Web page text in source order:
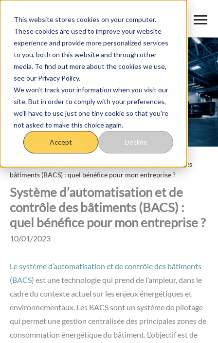
This website stores cookies on your computer.
These cookies are used to improve your website
experience and provide more personalized services
to you, both on this website and through other
media. To find out more about the cookies we use,
see our Privacy Policy.
We won't track your information when you visit our
site. But in order to comply with your preferences,
we'll have to use just one tiny cookie so that you're
not asked to make this choice again.
Accept Decline
contenu
Système d’automatisation et de contrôle des
bâtiments (BACS) : quel bénéfice pour mon entreprise ?
Système d’automatisation et de
contrôle des bâtiments (BACS) :
quel bénéfice pour mon entreprise ?
10/01/2023
Le système d’automatisation et de contrôle des bâtiments
(BACS) est une technologie qui prend de l’ampleur, dans le
cadre du contexte actuel sur les enjeux énergétiques et
environnementaux. Les BACS sont un système de pilotage
qui permet une gestion centralisée des principales zones de
consommation énergétique du bâtiment. L’objectif est de